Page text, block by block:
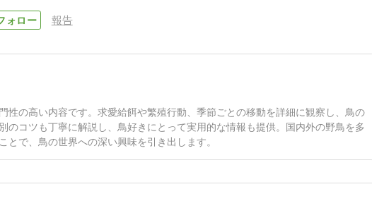
報告
性の高い内容です。求愛給餌や繁殖行動、季節ごとの移動を詳細に観察し、鳥の
のコツも丁寧に解説し、鳥好きにとって実用的な情報も提供。国内外の野鳥を多
で、鳥の世界への深い興味を引き出します。